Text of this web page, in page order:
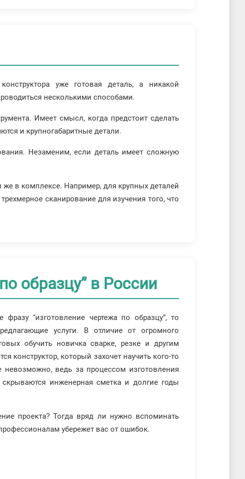
уже готовая деталь, а никакой
несколькими способами.
Имеет смысл, когда предстоит сделать
и крупногабаритные детали.
Незаменим, если деталь имеет сложную
же в комплексе. Например, для крупных деталей
сканирование для изучения того, что
образцу” в России
“изготовление чертежа по образцу”, то
услуги. В отличие от огромного
обучить новичка сварке, резке и другим
конструктор, который захочет научить кого-то
невозможно, ведь за процессом изготовления
инженерная сметка и долгие годы
проекта? Тогда вряд ли нужно вспоминать
убережет вас от ошибок.